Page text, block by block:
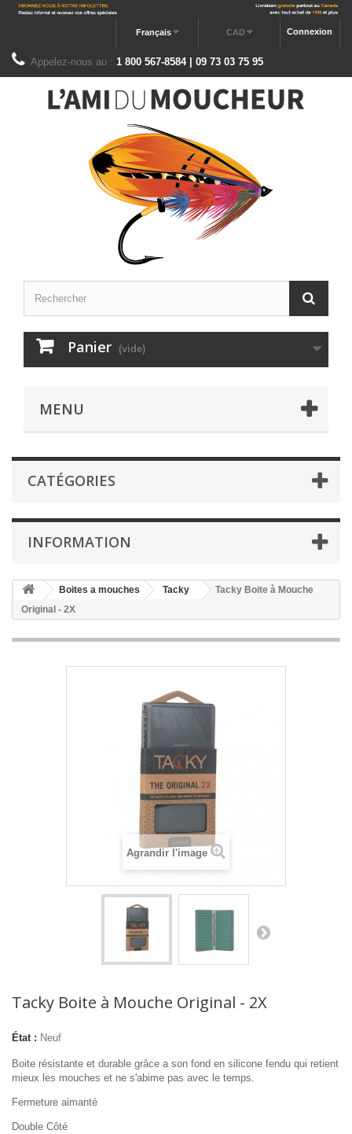
Connexion
CAD
Français
Appelez-nous au : 1 800 567-8584 | 09 73 03 75 95
Panier (vide)
MENU
CATÉGORIES
INFORMATION
Boites a mouches Tacky
Tacky Boite à Mouche
Original - 2X
Agrandir l'image
Tacky Boite à Mouche Original - 2X
État : Neuf
Boite résistante et durable grâce a son fond en silicone fendu qui retient
mieux les mouches et ne s'abime pas avec le temps.
Fermeture aimanté
Double Côté